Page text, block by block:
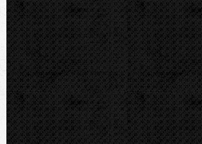
Hasáky kloubové
Hasáky řetězové
Hasáky páskové(kurtové)
Hasáky speciální
Klíče